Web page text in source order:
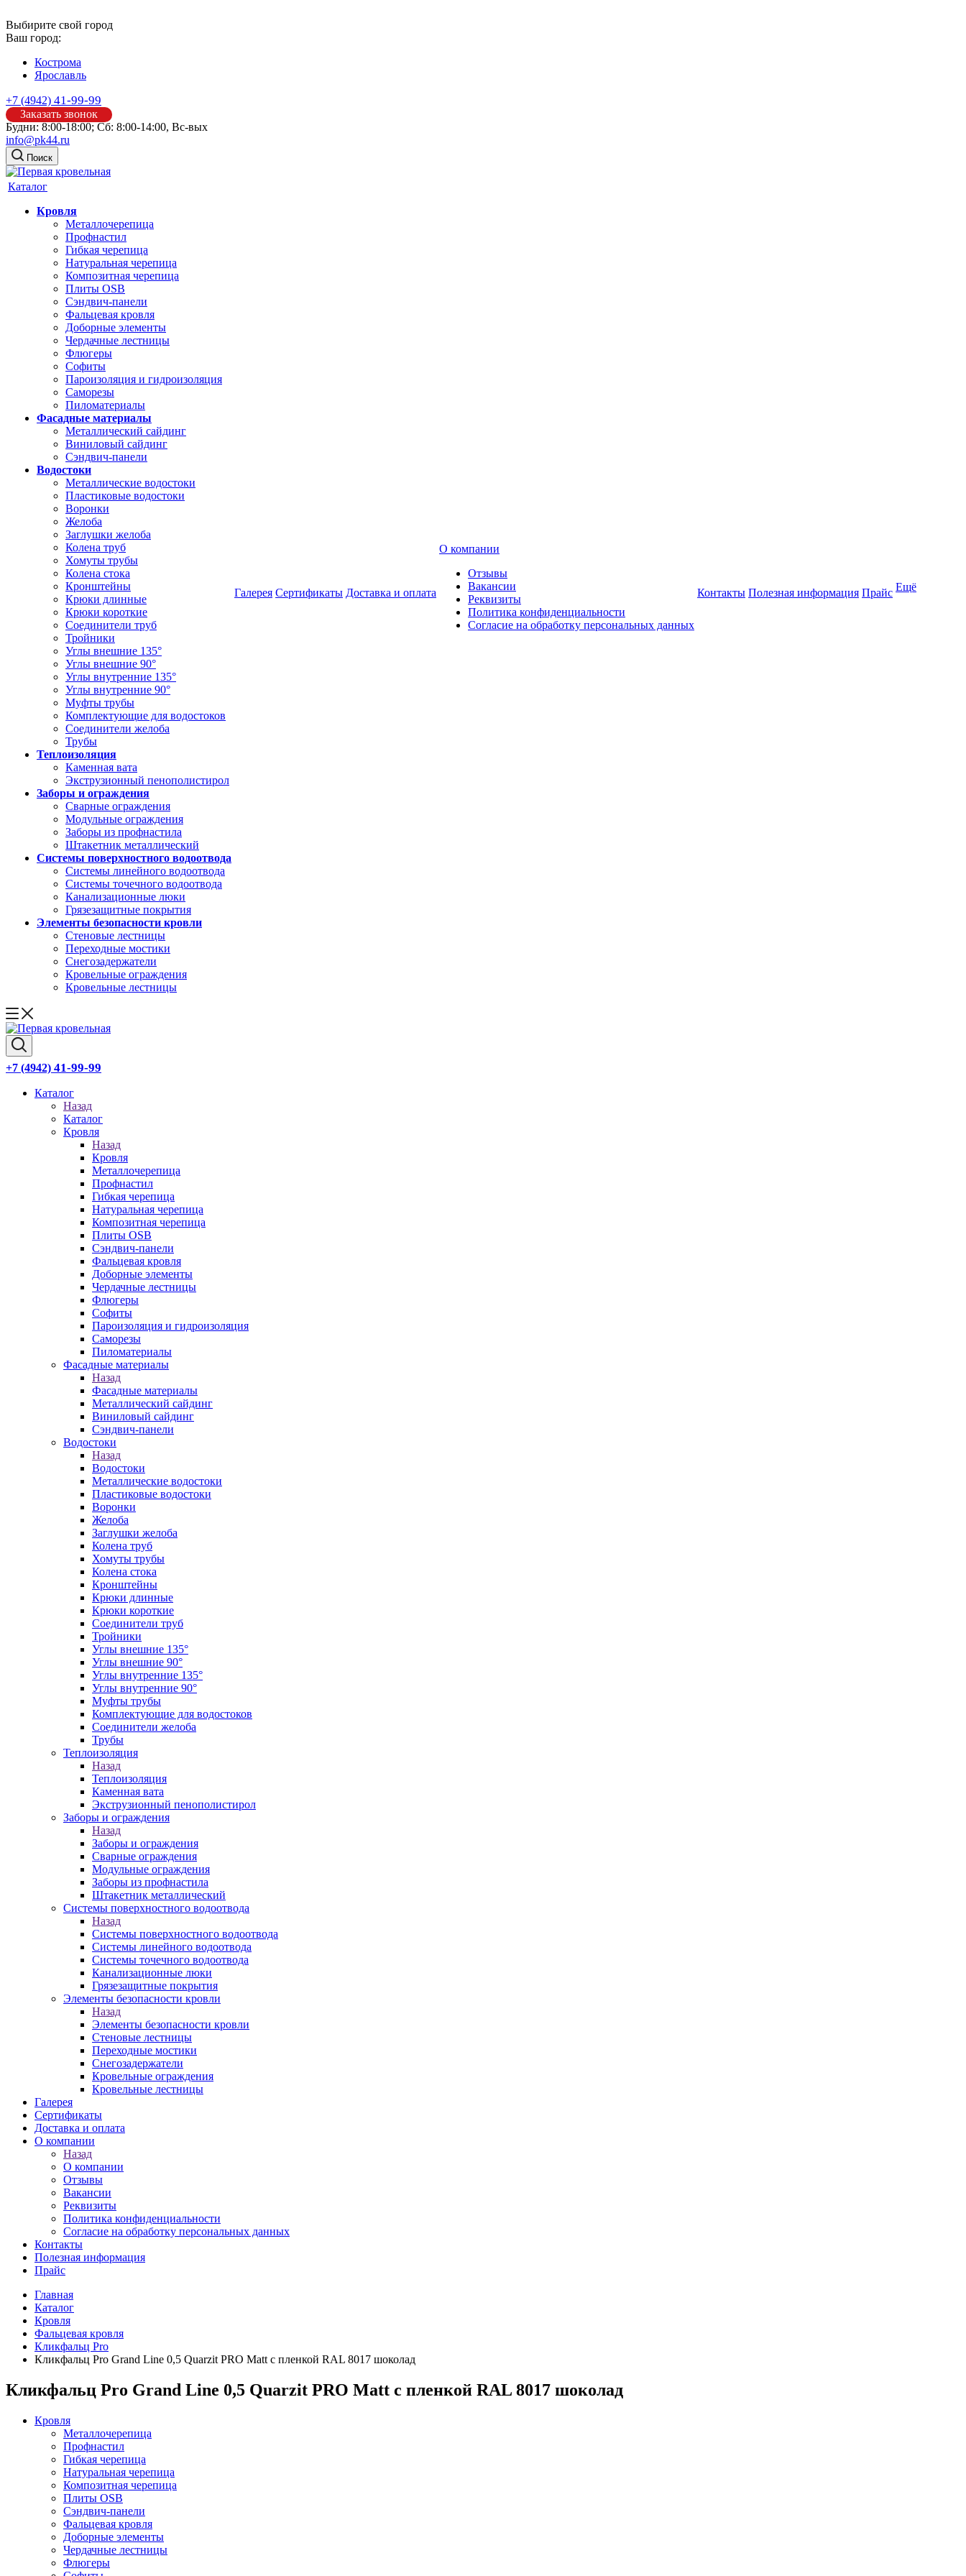
Выбирите свой город
Ваш город:
Кострома
Ярославль
+7 (4942) 41-99-99
Заказать звонок
Будни: 8:00-18:00; Сб: 8:00-14:00, Вс-вых
info@pk44.ru
Поиск
Каталог
Кровля
Металлочерепица
Профнастил
Гибкая черепица
Натуральная черепица
Композитная черепица
Плиты OSB
Сэндвич-панели
Фальцевая кровля
Доборные элементы
Чердачные лестницы
Флюгеры
Софиты
Пароизоляция и гидроизоляция
Саморезы
Пиломатериалы
Фасадные материалы
Металлический сайдинг
Виниловый сайдинг
Сэндвич-панели
Водостоки
Металлические водостоки
Пластиковые водостоки
Воронки
Желоба
Заглушки желоба
Колена труб
Хомуты трубы
Колена стока
Кронштейны
Крюки длинные
Крюки короткие
Соединители труб
Тройники
Углы внешние 135°
Углы внешние 90°
Углы внутренние 135°
Углы внутренние 90°
Муфты трубы
Комплектующие для водостоков
Соединители желоба
Трубы
Теплоизоляция
Каменная вата
Экструзионный пенополистирол
Заборы и ограждения
Сварные ограждения
Модульные ограждения
Заборы из профнастила
Штакетник металлический
Системы поверхностного водоотвода
Системы линейного водоотвода
Системы точечного водоотвода
Канализационные люки
Грязезащитные покрытия
Элементы безопасности кровли
Стеновые лестницы
Переходные мостики
Снегозадержатели
Кровельные ограждения
Кровельные лестницы
Галерея Сертификаты Доставка и оплата
О компании
Отзывы
Вакансии
Реквизиты
Политика конфиденциальности
Согласие на обработку персональных данных
Контакты Полезная информация Прайс Ещё
+7 (4942) 41-99-99
Каталог
Назад
Каталог
Кровля
Назад
Кровля
Металлочерепица
Профнастил
Гибкая черепица
Натуральная черепица
Композитная черепица
Плиты OSB
Сэндвич-панели
Фальцевая кровля
Доборные элементы
Чердачные лестницы
Флюгеры
Софиты
Пароизоляция и гидроизоляция
Саморезы
Пиломатериалы
Фасадные материалы
Назад
Фасадные материалы
Металлический сайдинг
Виниловый сайдинг
Сэндвич-панели
Водостоки
Назад
Водостоки
Металлические водостоки
Пластиковые водостоки
Воронки
Желоба
Заглушки желоба
Колена труб
Хомуты трубы
Колена стока
Кронштейны
Крюки длинные
Крюки короткие
Соединители труб
Тройники
Углы внешние 135°
Углы внешние 90°
Углы внутренние 135°
Углы внутренние 90°
Муфты трубы
Комплектующие для водостоков
Соединители желоба
Трубы
Теплоизоляция
Назад
Теплоизоляция
Каменная вата
Экструзионный пенополистирол
Заборы и ограждения
Назад
Заборы и ограждения
Сварные ограждения
Модульные ограждения
Заборы из профнастила
Штакетник металлический
Системы поверхностного водоотвода
Назад
Системы поверхностного водоотвода
Системы линейного водоотвода
Системы точечного водоотвода
Канализационные люки
Грязезащитные покрытия
Элементы безопасности кровли
Назад
Элементы безопасности кровли
Стеновые лестницы
Переходные мостики
Снегозадержатели
Кровельные ограждения
Кровельные лестницы
Галерея
Сертификаты
Доставка и оплата
О компании
Назад
О компании
Отзывы
Вакансии
Реквизиты
Политика конфиденциальности
Согласие на обработку персональных данных
Контакты
Полезная информация
Прайс
Главная
Каталог
Кровля
Фальцевая кровля
Кликфальц Pro
Кликфальц Pro Grand Line 0,5 Quarzit PRO Matt с пленкой RAL 8017 шоколад
Кликфальц Pro Grand Line 0,5 Quarzit PRO Matt с пленкой RAL 8017 шоколад
Кровля
Металлочерепица
Профнастил
Гибкая черепица
Натуральная черепица
Композитная черепица
Плиты OSB
Сэндвич-панели
Фальцевая кровля
Доборные элементы
Чердачные лестницы
Флюгеры